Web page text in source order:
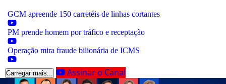
GCM apreende 150 carretéis de linhas cortantes
PM prende homem por tráfico e receptação
Operação mira fraude bilionária de ICMS
Carregar mais... Assinar o Canal